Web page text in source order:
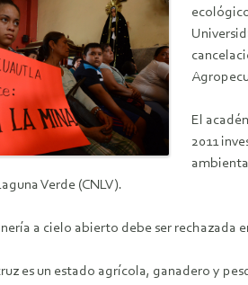
El
2011
Verde (CNLV).
a cielo abierto debe ser
es un estado agrícola, ganadero y